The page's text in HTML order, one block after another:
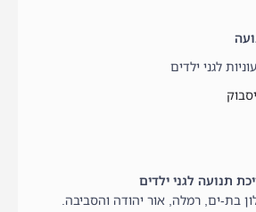
לגני ילדים
תנועה לגני ילדים
בת-ים, רמלה, אור יהודה והסביבה.